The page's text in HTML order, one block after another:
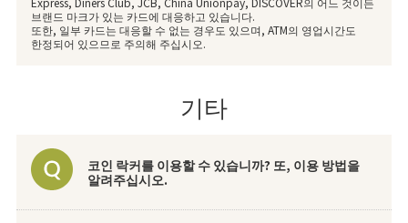
브랜드 마크가 있는 카드에 대응하고 있습니다.
또한, 일부 카드는 대응할 수 없는 경우도 있으며, ATM의 영업시간도
한정되어 있으므로 주의해 주십시오.
기타
코인 락커를 이용할 수 있습니까? 또, 이용 방법을
알려주십시오.